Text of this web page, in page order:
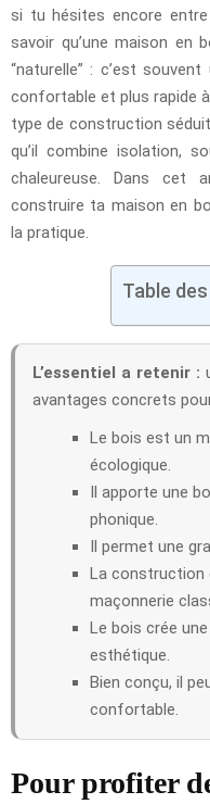
si tu hésites encore
savoir qu’une maison en
“naturelle” : c’est
confortable et plus rapide
type de construction
qu’il combine isolation,
chaleureuse. Dans cet
construire ta maison en
la pratique.
Table
L’essentiel a retenir :
avantages concrets
Le bois est un
écologique.
Il apporte une
phonique.
Il permet une
La construction
maçonnerie
Le bois crée
esthétique.
Bien conçu, il
confortable.
Pour profiter